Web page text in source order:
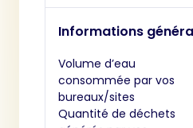
Informations
Volume d’eau
consommée par vos
bureaux/sites
Quantité de déchets